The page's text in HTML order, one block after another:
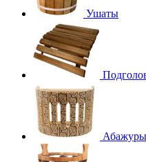
Ушаты
Абажуры